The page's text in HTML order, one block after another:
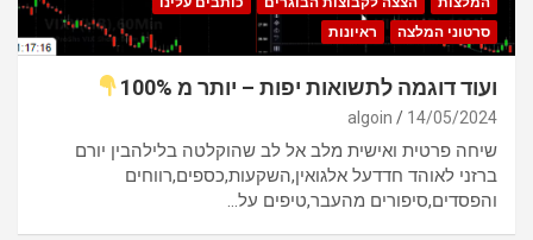
סרטוני המלצה
ראיונות
ועוד דוגמה לתשואות יפות – יותר מ 100%
14/05/2024
algoin
שיחה פרטית ואישית מלב אל לב שהוקלטה בלילהבין יורם
ברזני לאוהד חדדעל אלגואין,השקעות,כספים,רווחים
והפסדים,סיפורים מהעבר,טיפים על…